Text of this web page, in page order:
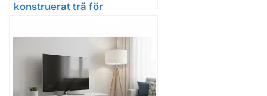
konstruerat trä för